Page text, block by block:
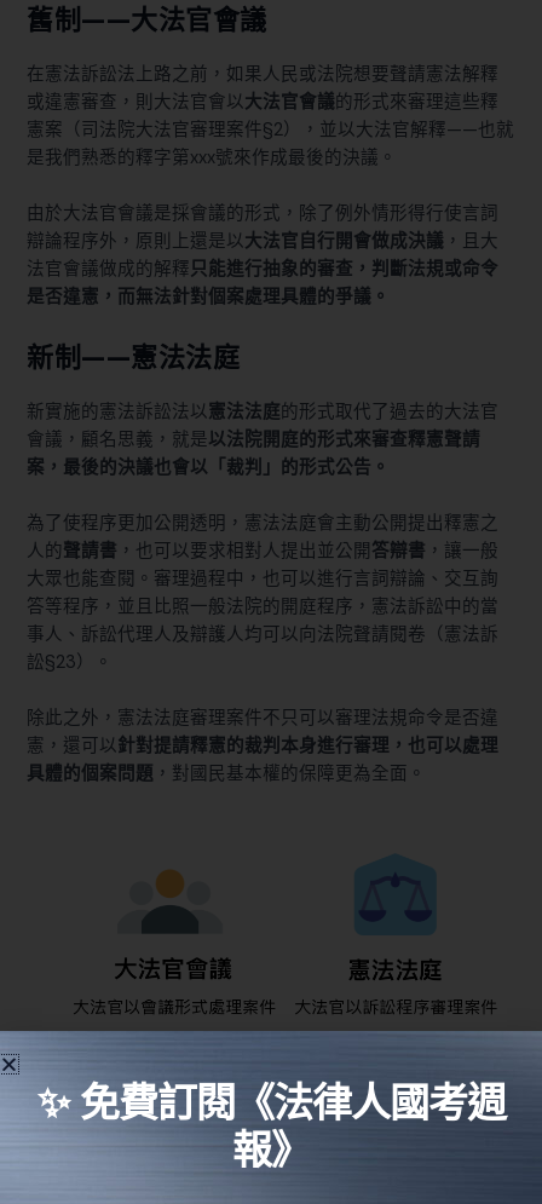
舊制——大法官會議
在憲法訴訟法上路之前，如果人民或法院想要聲請憲法解釋
或違憲審查，則大法官會以大法官會議的形式來審理這些釋
憲案（司法院大法官審理案件§2），並以大法官解釋——也就
是我們熟悉的釋字第xxx號來作成最後的決議。
由於大法官會議是採會議的形式，除了例外情形得行使言詞
辯論程序外，原則上還是以大法官自行開會做成決議 ，且大
法官會議做成的解釋只能進行抽象的審查，判斷法規或命令
是否違憲，而無法針對個案處理具體的爭議。
新制——憲法法庭
新實施的憲法訴訟法以憲法法庭的形式取代了過去的大法官
會議，顧名思義，就是以法院開庭的形式來審查釋憲聲請
案，最後的決議也會以「裁判」的形式公告。
為了使程序更加公開透明，憲法法庭會主動公開提出釋憲之
人的聲請書 ，也可以要求相對人提出並公開 答辯書 ，讓一般
大眾也能查閱。審理過程中，也可以進行言詞辯論、交互詢
答等程序，並且比照一般法院的開庭程序，憲法訴訟中的當
事人、訴訟代理人及辯護人均可以向法院聲請閱卷（憲法訴
訟§23）。
除此之外，憲法法庭審理案件不只可以審理法規命令是否違
憲，還可以針對提請釋憲的裁判本身進行審理，也可以處理
具體的個案問題 ，對國民基本權的保障更為全面。
✨ 免費訂閱《法律人國考週
報》